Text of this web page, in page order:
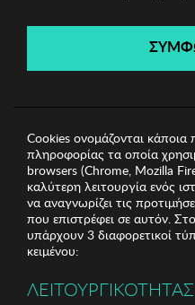
Filters
Cookies ονομάζονται κάποια
πληροφορίας τα οποία
browsers (Chrome, Mozilla
καλύτερη λειτουργία ενός
να αναγνωρίζει τις
που επιστρέφει σε αυτόν.
υπάρχουν 3 διαφορετικοί
κειμένου:
ΛΕΙΤΟΥΡΓΙΚΟΤΗΤΑΣ